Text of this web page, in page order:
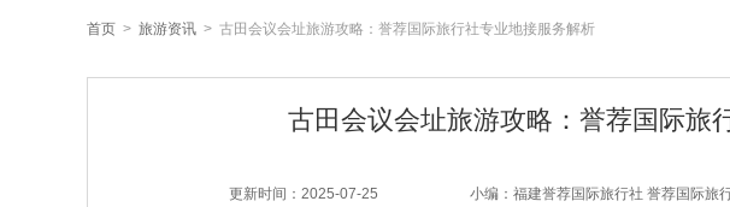
首页 > 旅游资讯 > 古田会议会址旅游攻略：誉荐国际旅行社专业地接服务解析
古田会议会址旅游攻略：誉荐国际旅
更新时间：2025-07-25 小编：福建誉荐国际旅行社 誉荐国际旅